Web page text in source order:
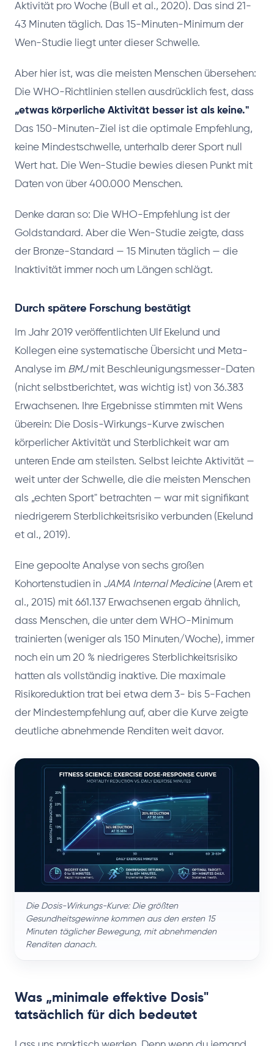
Aktivität pro Woche (Bull et al., 2020). Das sind 21-
43 Minuten täglich. Das 15-Minuten-Minimum der
Wen-Studie liegt unter dieser Schwelle.
Aber hier ist, was die meisten Menschen übersehen:
Die WHO-Richtlinien stellen ausdrücklich fest, dass
„etwas körperliche Aktivität besser ist als keine."
Das 150-Minuten-Ziel ist die optimale Empfehlung,
keine Mindestschwelle, unterhalb derer Sport null
Wert hat. Die Wen-Studie bewies diesen Punkt mit
Daten von über 400.000 Menschen.
Denke daran so: Die WHO-Empfehlung ist der
Goldstandard. Aber die Wen-Studie zeigte, dass
der Bronze-Standard — 15 Minuten täglich — die
Inaktivität immer noch um Längen schlägt.
Durch spätere Forschung bestätigt
Im Jahr 2019 veröffentlichten Ulf Ekelund und
Kollegen eine systematische Übersicht und Meta-
Analyse im BMJmit Beschleunigungsmesser-Daten
(nicht selbstberichtet, was wichtig ist) von 36.383
Erwachsenen. Ihre Ergebnisse stimmten mit Wens
überein: Die Dosis-Wirkungs-Kurve zwischen
körperlicher Aktivität und Sterblichkeit war am
unteren Ende am steilsten. Selbst leichte Aktivität —
weit unter der Schwelle, die die meisten Menschen
als „echten Sport" betrachten — war mit signifikant
niedrigerem Sterblichkeitsrisiko verbunden (Ekelund
et al., 2019).
Eine gepoolte Analyse von sechs großen
Kohortenstudien in JAMA Internal Medicine(Arem et
al., 2015) mit 661.137 Erwachsenen ergab ähnlich,
dass Menschen, die unter dem WHO-Minimum
trainierten (weniger als 150 Minuten/Woche), immer
noch ein um 20 % niedrigeres Sterblichkeitsrisiko
hatten als vollständig inaktive. Die maximale
Risikoreduktion trat bei etwa dem 3- bis 5-Fachen
der Mindestempfehlung auf, aber die Kurve zeigte
deutliche abnehmende Renditen weit davor.
Die Dosis-Wirkungs-Kurve: Die größten
Gesundheitsgewinne kommen aus den ersten 15
Minuten täglicher Bewegung, mit abnehmenden
Renditen danach.
Was „minimale effektive Dosis"
tatsächlich für dich bedeutet